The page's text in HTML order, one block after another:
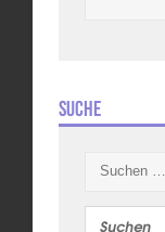
Suche
nach: